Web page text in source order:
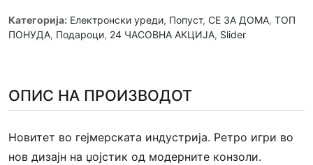
Категорија: Електронски уреди, Попуст, СЕ ЗА ДОМА, ТОП
ПОНУДА, Подароци, 24 ЧАСОВНА АКЦИЈА, Slider
ОПИС НА ПРОИЗВОДОТ
Новитет во гејмерската индустрија. Ретро игри во
нов дизајн на џојстик од модерните конзоли.